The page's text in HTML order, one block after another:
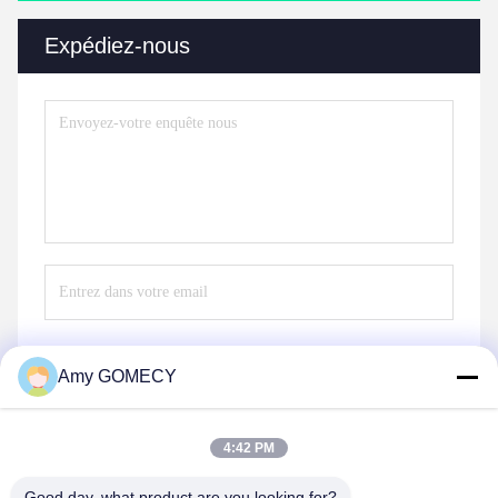
Expédiez-nous
Amy GOMECY
4:42 PM